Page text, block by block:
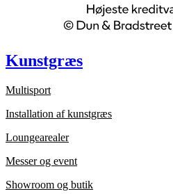
Kunstgræs
Multisport
Installation af kunstgræs
Loungearealer
Messer og event
Showroom og butik